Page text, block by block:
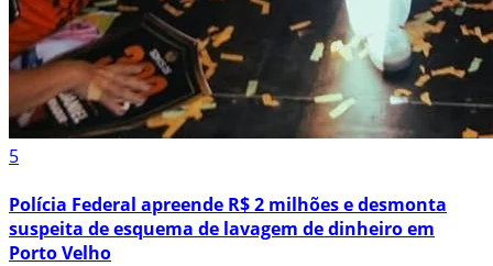
5
Polícia Federal apreende R$ 2 milhões e desmonta
suspeita de esquema de lavagem de dinheiro em
Porto Velho